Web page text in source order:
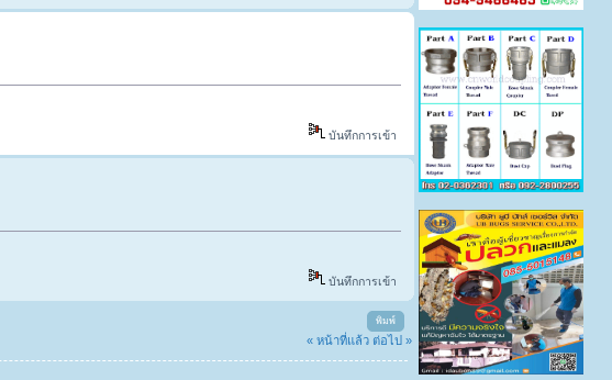
บันทึกการเข้า
บันทึกการเข้า
พิมพ์
« หน้าที่แล้ว ต่อไป »